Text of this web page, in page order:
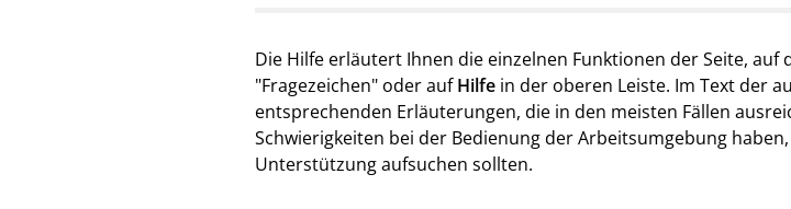
Die Hilfe erläutert Ihnen die einzelnen Funktionen der Seite, auf
"Fragezeichen" oder aufHilfe in der oberen Leiste. Im Text der
entsprechenden Erläuterungen, die in den meisten Fällen
Schwierigkeiten bei der Bedienung der Arbeitsumgebung
Unterstützung aufsuchen sollten.